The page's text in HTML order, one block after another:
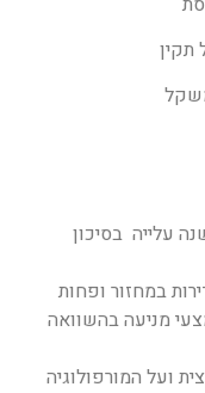
עלייה בסיכון
במחזור ופחות
מניעה בהשוואה
ועל המורפולוגיה